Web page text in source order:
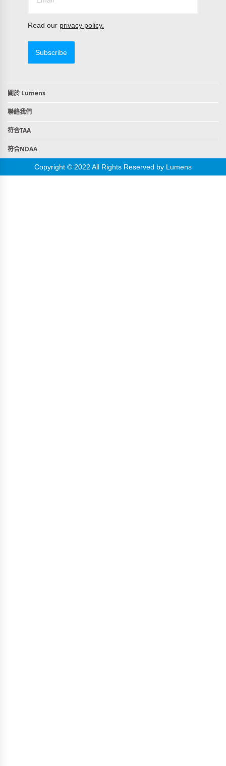
Read our privacy policy.
Subscribe
關於 Lumens
聯絡我們
符合TAA
符合NDAA
Copyright © 2022 All Rights Reserved by Lumens